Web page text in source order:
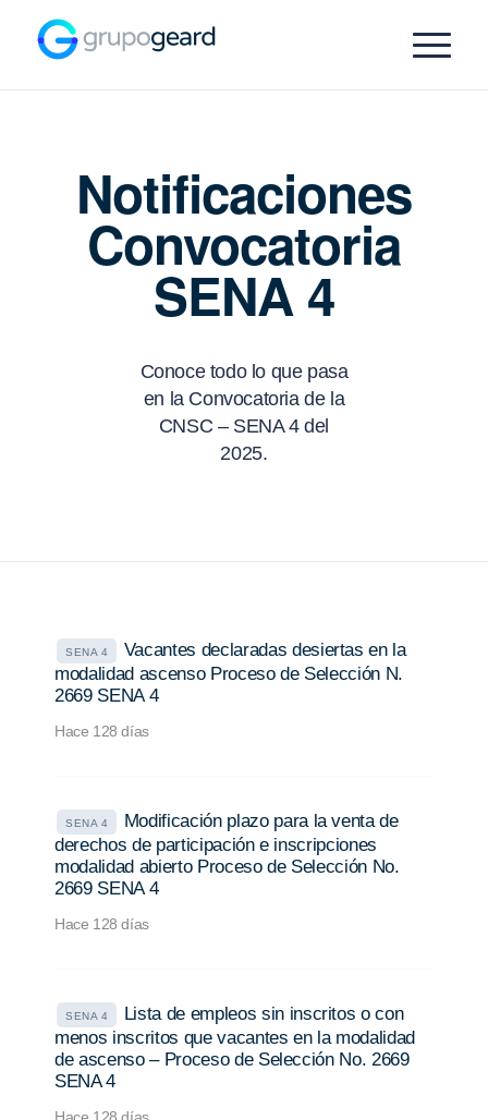
Notificaciones
Convocatoria
SENA 4
Conoce todo lo que pasa
en la Convocatoria de la
CNSC – SENA 4 del
2025.
SENA 4
Vacantes declaradas desiertas en la
modalidad ascenso Proceso de Selección N.
2669 SENA 4
Hace 128 días
SENA 4
Modificación plazo para la venta de
derechos de participación e inscripciones
modalidad abierto Proceso de Selección No.
2669 SENA 4
Hace 128 días
SENA 4
Lista de empleos sin inscritos o con
menos inscritos que vacantes en la modalidad
de ascenso – Proceso de Selección No. 2669
SENA 4
Hace 128 días